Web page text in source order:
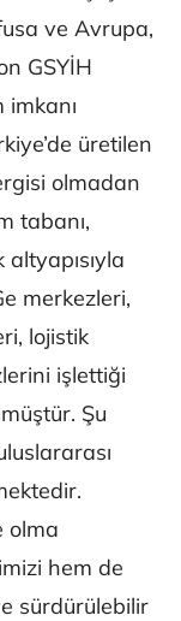
ve Avrupa,
GSYİH
üretilen
olmadan
tabanı,
merkezleri,
lojistik
işlettiği
Şu
olma
hem de
sürdürülebilir